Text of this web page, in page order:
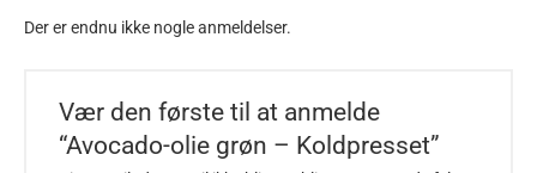
Der er endnu ikke nogle anmeldelser.
Vær den første til at anmelde
“Avocado-olie grøn – Koldpresset”